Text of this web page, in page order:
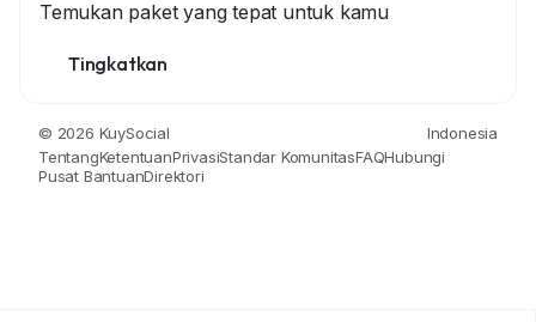
Temukan paket yang tepat untuk kamu
Tingkatkan
© 2026 KuySocial
Indonesia
TentangKetentuanPrivasiStandar KomunitasFAQHubungi
Pusat BantuanDirektori